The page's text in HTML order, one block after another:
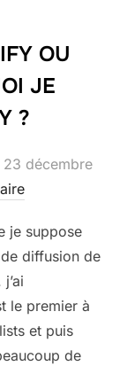
OU
JE
?
Publié
le
23 décembre
je suppose
diffusion de
le premier à
et puis
de